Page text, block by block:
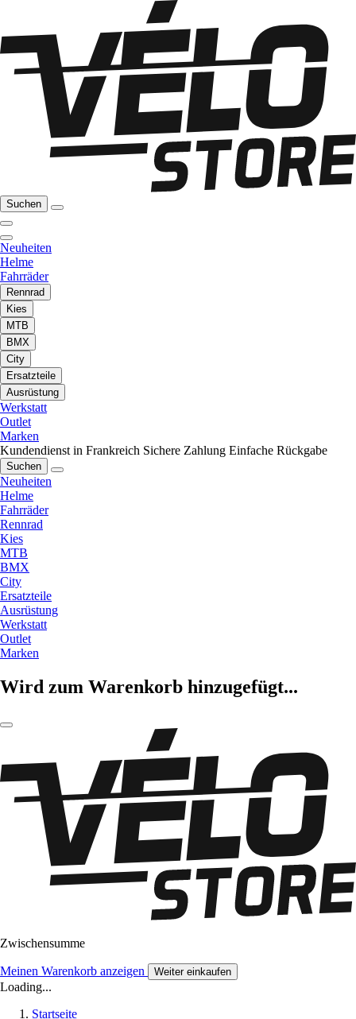
Suchen
Neuheiten
Helme
Fahrräder
Rennrad
Kies
MTB
BMX
City
Ersatzteile
Ausrüstung
Werkstatt
Outlet
Marken
Kundendienst in Frankreich Sichere Zahlung Einfache Rückgabe
Suchen
Neuheiten
Helme
Fahrräder
Rennrad
Kies
MTB
BMX
City
Ersatzteile
Ausrüstung
Werkstatt
Outlet
Marken
Wird zum Warenkorb hinzugefügt...
Zwischensumme
Meinen Warenkorb anzeigen Weiter einkaufen
Loading...
Startseite